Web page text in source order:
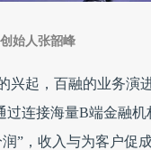
始人张韶峰
起，百融的业务演
连接海量B端金融
”，收入与为客户促